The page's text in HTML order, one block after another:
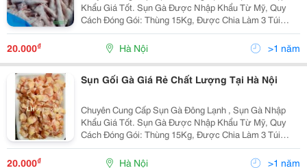
Khẩu Giá Tốt. Sụn Gà Được Nhập Khẩu Từ Mỹ, Quy
Cách Đóng Gói: Thùng 15Kg, Được Chia Làm 3 Túi
Nhỏ. Sản Phẩm Sụn Gà Luôn Được Bảo Quản Đông
Lạnh Ở Nhiệt Độ - 18 Độ C, Đảm Bảo Về Chất Lượng,
Phù Hợp Với...
20.000₫ Hà Nội >1 năm
Sụn Gối Gà Giá Rẻ Chất Lượng Tại Hà Nội
Chuyên Cung Cấp Sụn Gà Đông Lạnh , Sụn Gà Nhập
Khẩu Giá Tốt. Sụn Gà Được Nhập Khẩu Từ Mỹ, Quy
Cách Đóng Gói: Thùng 15Kg, Được Chia Làm 3 Túi
Nhỏ. Sản Phẩm Sụn Gà Luôn Được Bảo Quản Đông
Lạnh Ở Nhiệt Độ - 18 Độ C, Đảm Bảo Về Chất Lượng,
20.000₫ Hà Nội >1 năm